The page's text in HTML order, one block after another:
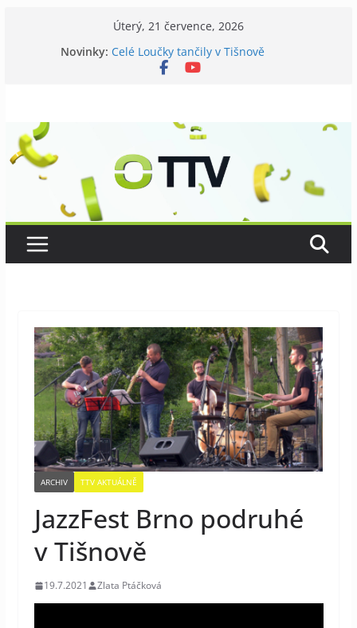
Úterý, 21 července, 2026
Novinky: Celé Loučky tančily v Tišnově
V Tišnově startovali utramaratonci
ARCHIV TTV AKTUÁLNĚ
JazzFest Brno podruhé
v Tišnově
19.7.2021 Zlata Ptáčková